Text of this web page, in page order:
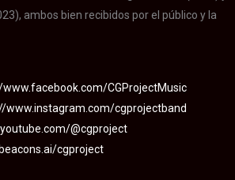
ambos bien recibidos por el público y la
CGProjectMusic
www.instagram.com/cgprojectband
@cgproject
cgproject